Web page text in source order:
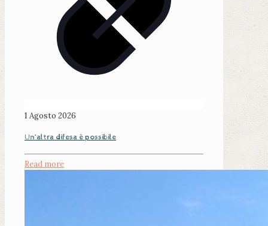
1 Agosto 2026
Un’altra difesa è possibile
Read more